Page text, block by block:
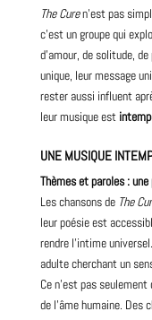
The Curen’est pas
c’est un groupe qui
d’amour, de solitude, de
unique, leur message
rester aussi influent
leur musique est
UNE MUSIQUE
Thèmes et paroles :
Les chansons de The
leur poésie est
rendre l’intime
adulte cherchant un
Ce n’est pas
de l’âme humaine. Des